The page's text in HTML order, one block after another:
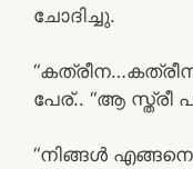
ചോദിച്ചു.
പേര്.. “ആ സ്ത്രീ
“നിങ്ങൾ എങ്ങനെ